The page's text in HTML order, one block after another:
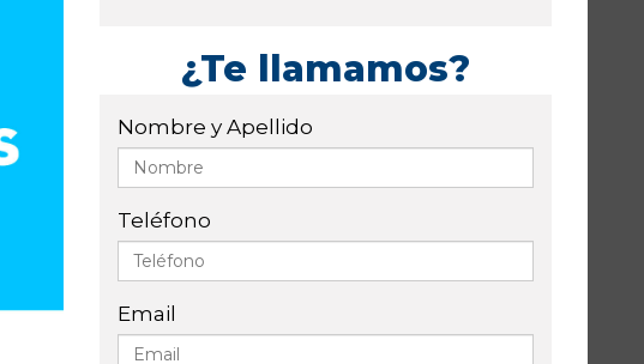
¿Te llamamos?
Nombre y Apellido
Teléfono
Email